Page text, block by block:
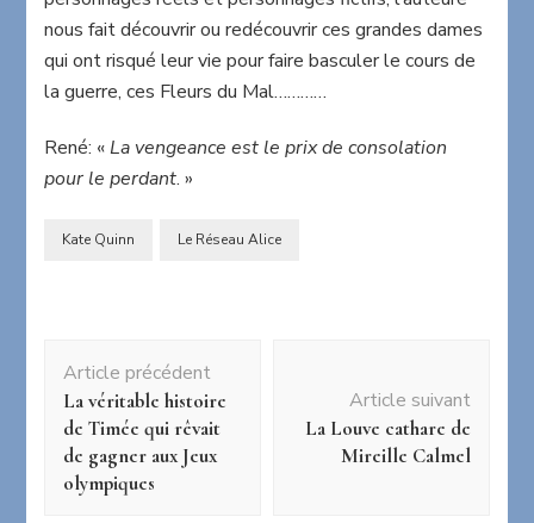
nous fait découvrir ou redécouvrir ces grandes dames
qui ont risqué leur vie pour faire basculer le cours de
la guerre, ces Fleurs du Mal…………
René: «La vengeance est le prix de consolation
pour le perdant. »
Kate Quinn Le Réseau Alice
d'article
Article précédent
La véritable histoire
de Timée qui rêvait
de gagner aux Jeux
olympiques
Article suivant
La Louve cathare de
Mireille Calmel